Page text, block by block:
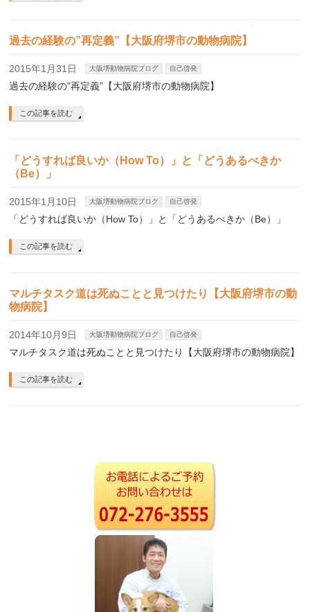
過去の経験の”再定義”【大阪府堺市の動物病院】
2015年1月31日 大阪堺動物病院ブログ 自己啓発
過去の経験の”再定義”【大阪府堺市の動物病院】
この記事を読む
「どうすれば良いか（How To）」と「どうあるべきか
（Be）」
2015年1月10日 大阪堺動物病院ブログ 自己啓発
「どうすれば良いか（How To）」と「どうあるべきか（Be）」
この記事を読む
マルチタスク道は死ぬことと見つけたり【大阪府堺市の動
物病院】
2014年10月9日 大阪堺動物病院ブログ 自己啓発
マルチタスク道は死ぬことと見つけたり【大阪府堺市の動物病院】
この記事を読む